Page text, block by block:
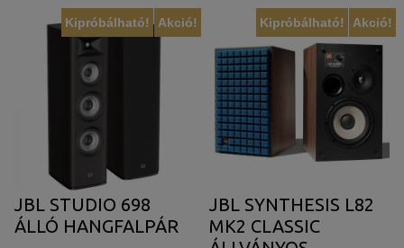
Akció!
Kipróbálható!
JBL STUDIO 698
ÁLLÓ HANGFALPÁR
Akció!
Kipróbálható!
JBL SYNTHESIS L82
MK2 CLASSIC